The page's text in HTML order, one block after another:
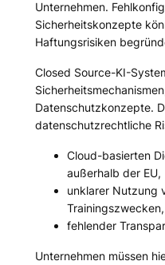
Unternehmen.
Sicherheitskonzepte
Haftungsrisiken
Closed Source-KI-
Datenschutzkonzepte.
datenschutzrechtliche
Cloud-basierten
außerhalb der EU,
unklarer Nutzung
Trainingszwecken,
fehlender
Unternehmen müssen